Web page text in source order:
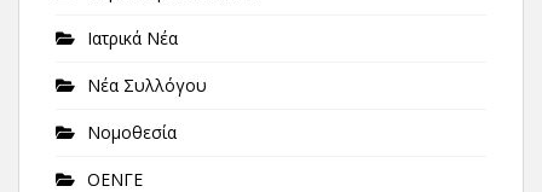
Ιατρικά Νέα
Νέα Συλλόγου
Νομοθεσία
ΟΕΝΓΕ